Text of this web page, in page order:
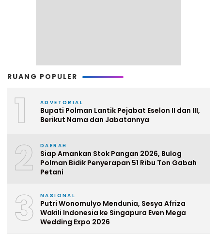
RUANG POPULER
1 ADVETORIAL
Bupati Polman Lantik Pejabat Eselon II dan III,
Berikut Nama dan Jabatannya
2 DAERAH
Siap Amankan Stok Pangan 2026, Bulog
Polman Bidik Penyerapan 51 Ribu Ton Gabah
Petani
3 NASIONAL
Putri Wonomulyo Mendunia, Sesya Afriza
Wakili Indonesia ke Singapura Even Mega
Wedding Expo 2026